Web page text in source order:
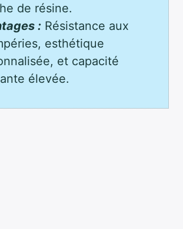
de résine.
: Résistance aux
esthétique
et capacité
élevée.